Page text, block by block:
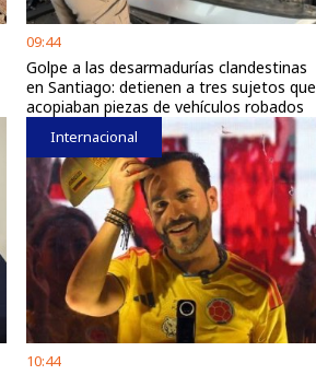
09:44
Golpe a las desarmadurías clandestinas
en Santiago: detienen a tres sujetos que
acopiaban piezas de vehículos robados
Internacional
10:44